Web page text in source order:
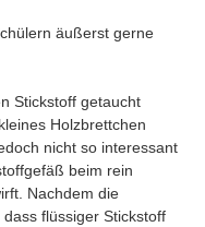
äußerst gerne
Stickstoff getaucht
Holzbrettchen
nicht so interessant
beim rein
Nachdem die
flüssiger Stickstoff